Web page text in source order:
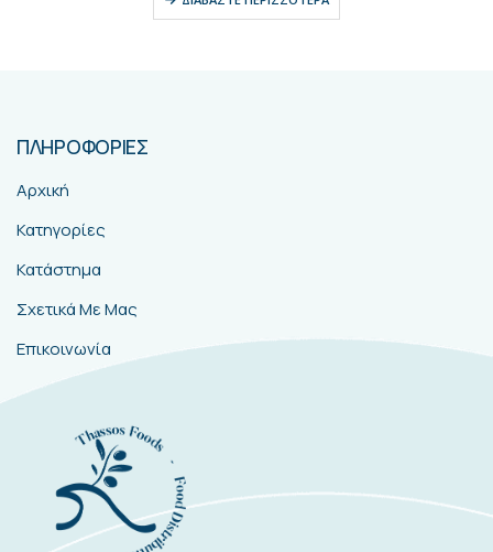
ΠΛΗΡΟΦΟΡΙΕΣ
Αρχική
Κατηγορίες
Κατάστημα
Σχετικά Με Μας
Επικοινωνία